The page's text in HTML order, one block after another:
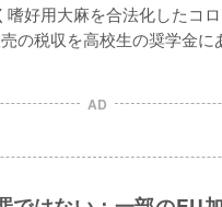
好用大麻を合法化したコ
の税収を高校生の奨学金に
AD